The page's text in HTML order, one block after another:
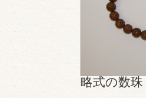
略式の数珠